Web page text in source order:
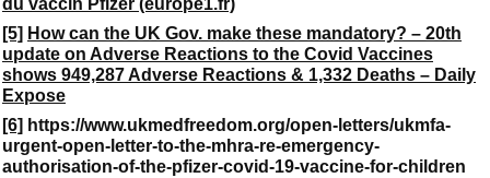
[5] How can the UK Gov. make these mandatory? – 20th
update on Adverse Reactions to the Covid Vaccines
shows 949,287 Adverse Reactions & 1,332 Deaths – Daily
Expose
[6] https://www.ukmedfreedom.org/open-letters/ukmfa-
urgent-open-letter-to-the-mhra-re-emergency-
authorisation-of-the-pfizer-covid-19-vaccine-for-children